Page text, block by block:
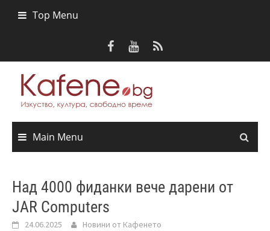
Top Menu
Main Menu
Над 4000 фиданки вече дарени от
JAR Computers
24.06.2025 Новини от Кафенето